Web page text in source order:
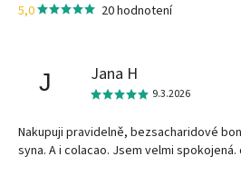
5,0 20 hodnotení
J Jana H
9.3.2026
Nakupuji pravidelně, bezsacharidové
syna. A i colacao. Jsem velmi spokojená.